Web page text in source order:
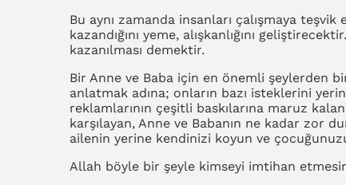
Bu aynı zamanda insanları çalışmaya
kazandığını yeme, alışkanlığını
kazanılması demektir.
Bir Anne ve Baba için en önemli şeylerden
anlatmak adına; onların bazı isteklerini
reklamlarının çeşitli baskılarına maruz
karşılayan, Anne ve Babanın ne kadar zor
ailenin yerine kendinizi koyun ve
Allah böyle bir şeyle kimseyi imtihan